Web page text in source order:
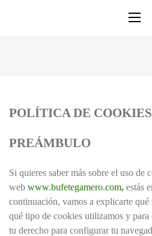
POLÍTICA DE COOKIES
PREÁMBULO
Si quieres saber más sobre el uso de
web www.bufetegamero.com, estás
continuación, vamos a explicarte qué
qué tipo de cookies utilizamos y para
tu derecho para configurar tu